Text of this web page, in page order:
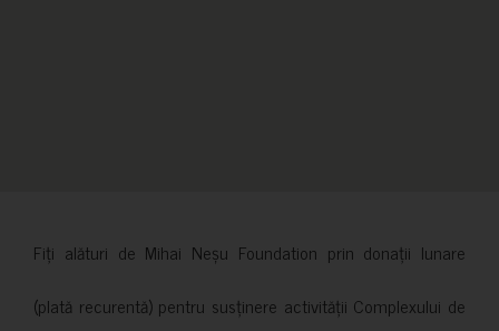
Fiți alături de Mihai Neșu Foundation prin donații lunare
(plată recurentă) pentru susținere activității Complexului de